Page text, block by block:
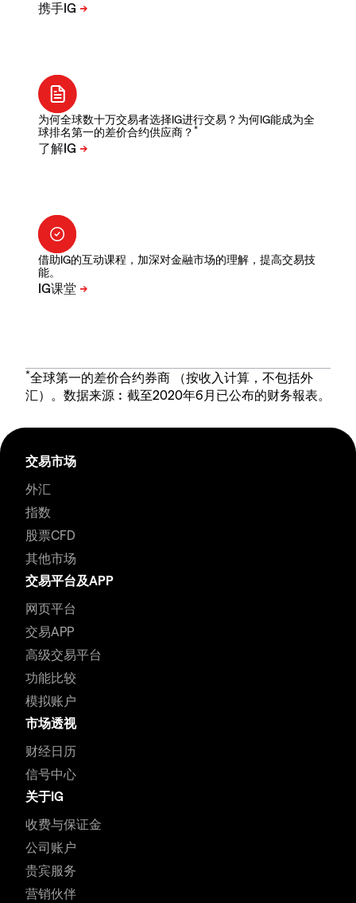
为何全球数十万交易者选择IG进行交易？为何IG能成为全
球排名第一的差价合约供应商？ *
借助IG的互动课程，加深对金融市场的理解，提高交易技
能。
*全球第一的差价合约券商 （按收入计算，不包括外
汇）。数据来源︰截至2020年6月已公布的财务報表。
交易市场
外汇
指数
股票CFD
其他市场
交易平台及APP
网页平台
交易APP
高级交易平台
功能比较
模拟账户
市场透视
财经日历
信号中心
关于IG
收费与保证金
公司账户
贵宾服务
营销伙伴